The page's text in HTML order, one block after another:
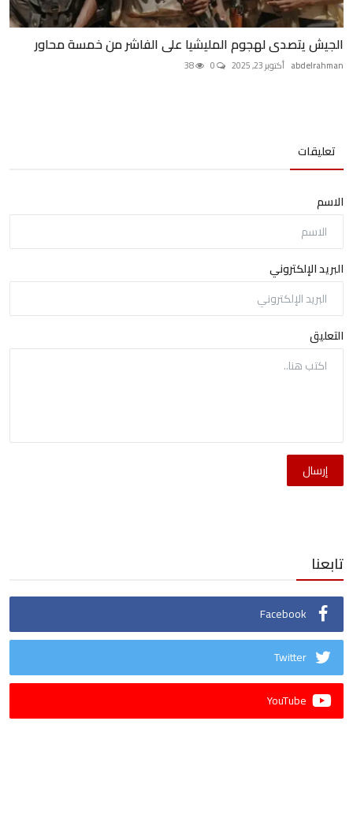
الجيش يتصدى لهجوم المليشيا على الفاشر من خمسة محاور
abdelrahman أكتوبر 23, 2025
تعليقات
الاسم
البريد الإلكتروني
التعليق
إرسال
تابعنا
Facebook
Twitter
YouTube